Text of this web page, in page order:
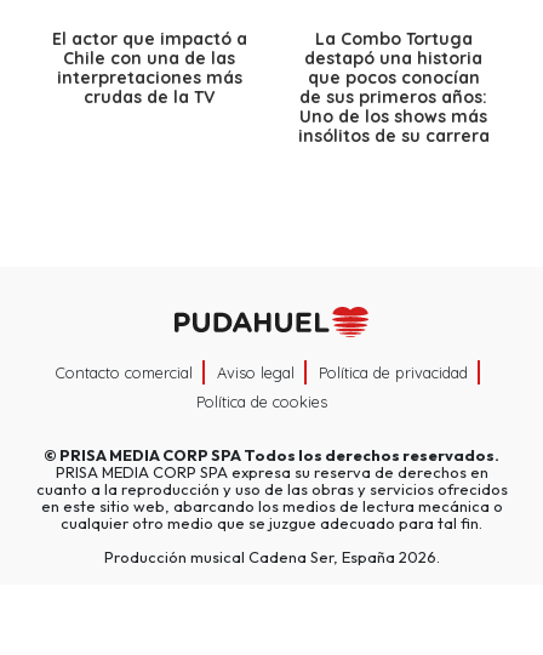
El actor que impactó a
Chile con una de las
interpretaciones más
crudas de la TV
La Combo Tortuga
destapó una historia
que pocos conocían
de sus primeros años:
Uno de los shows más
insólitos de su carrera
Contacto comercial Aviso legal
Política de privacidad
Política de cookies
© PRISA MEDIA CORP SPATodos los derechos reservados.
PRISA MEDIA CORP SPA expresa su reserva de derechos en
cuanto a la reproducción y uso de las obras y servicios ofrecidos
en este sitio web, abarcando los medios de lectura mecánica o
cualquier otro medio que se juzgue adecuado para tal fin.
Producción musical Cadena Ser, España 2026.